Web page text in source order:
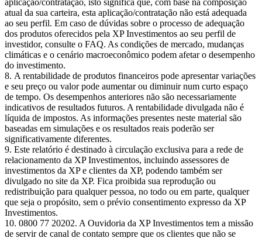
aplicação/contratação, isto significa que, com base na composição
atual da sua carteira, esta aplicação/contratação não está adequada
ao seu perfil. Em caso de dúvidas sobre o processo de adequação
dos produtos oferecidos pela XP Investimentos ao seu perfil de
investidor, consulte o FAQ. As condições de mercado, mudanças
climáticas e o cenário macroeconômico podem afetar o desempenho
do investimento.
A rentabilidade de produtos financeiros pode apresentar variações
e seu preço ou valor pode aumentar ou diminuir num curto espaço
de tempo. Os desempenhos anteriores não são necessariamente
indicativos de resultados futuros. A rentabilidade divulgada não é
líquida de impostos. As informações presentes neste material são
baseadas em simulações e os resultados reais poderão ser
significativamente diferentes.
Este relatório é destinado à circulação exclusiva para a rede de
relacionamento da XP Investimentos, incluindo assessores de
investimentos da XP e clientes da XP, podendo também ser
divulgado no site da XP. Fica proibida sua reprodução ou
redistribuição para qualquer pessoa, no todo ou em parte, qualquer
que seja o propósito, sem o prévio consentimento expresso da XP
Investimentos.
0800 77 20202. A Ouvidoria da XP Investimentos tem a missão
de servir de canal de contato sempre que os clientes que não se